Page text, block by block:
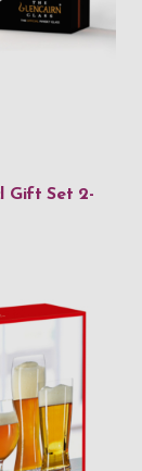
Gift Set 2-